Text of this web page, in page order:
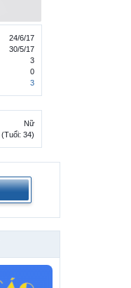
24/6/17
30/5/17
3
0
3
Nữ
(Tuổi: 34)